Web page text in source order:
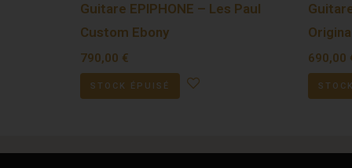
Guitare EPIPHONE – Les Paul
Custom Ebony
790,00 €
STOCK ÉPUISÉ
690,00